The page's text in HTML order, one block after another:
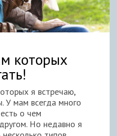
которых
я встречаю,
У мам всегда много
о чем
Но недавно я